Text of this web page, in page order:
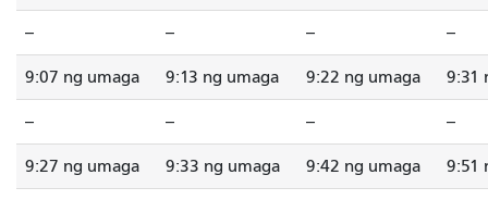
-- -- -- --
9:07 ng umaga 9:13 ng umaga 9:22 ng umaga 9:31
-- -- -- --
9:27 ng umaga 9:33 ng umaga 9:42 ng umaga 9:51